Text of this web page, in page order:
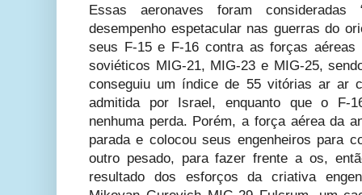
Essas aeronaves foram
desempenho espetacular nas guerras do
seus F-15 e F-16 contra as forças aéreas
soviéticos MIG-21, MIG-23 e MIG-25,
conseguiu um índice de 55 vitórias ar ar
admitida por Israel, enquanto que o F-
nenhuma perda. Porém, a força aérea da
parada e colocou seus engenheiros para
outro pesado, para fazer frente a os,
resultado dos esforços da criativa